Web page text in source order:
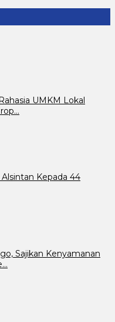
UMKM Lokal
Kepada 44
Sajikan Kenyamanan